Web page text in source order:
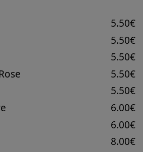
5.50€
5.50€
5.50€
5.50€
5.50€
6.00€
6.00€
8.00€